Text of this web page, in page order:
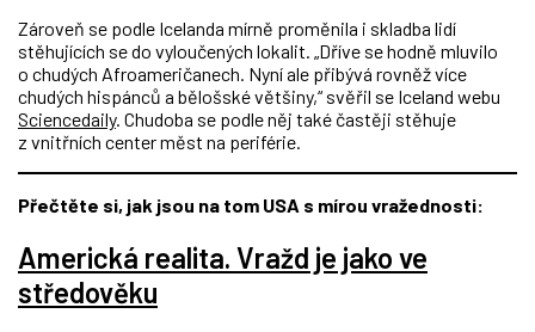
Zároveň se podle Icelanda mírně proměnila i skladba lidí
stěhujících se do vyloučených lokalit. „Dříve se hodně mluvilo
o chudých Afroameričanech. Nyní ale přibývá rovněž více
chudých hispánců a bělošské většiny,“ svěřil se Iceland webu
Sciencedaily. Chudoba se podle něj také častěji stěhuje
z vnitřních center měst na periférie.
Přečtěte si, jak jsou na tom USA s mírou vražednosti:
Americká realita. Vražd je jako ve
středověku